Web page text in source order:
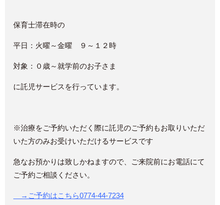
保育士滞在時の
平日：火曜～金曜 ９～１２時
対象：０歳～就学前のお子さま
に託児サービスを行っています。
※治療をご予約いただく際に託児のご予約もお取りいただ
いた方のみお受けいただけるサービスです
急なお預かりは致しかねますので、ご来院前にお電話にて
ご予約ご相談ください。
→ご予約はこちら0774-44-7234